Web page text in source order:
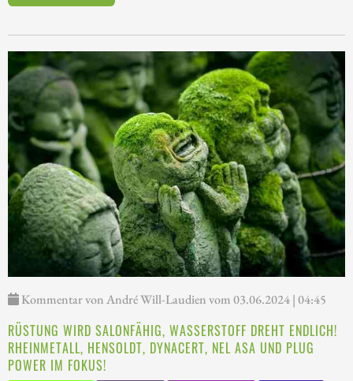
Kommentar von André Will-Laudien vom 03.06.2024 | 04:45
RÜSTUNG WIRD SALONFÄHIG, WASSERSTOFF DREHT ENDLICH!
RHEINMETALL, HENSOLDT, DYNACERT, NEL ASA UND PLUG
POWER IM FOKUS!